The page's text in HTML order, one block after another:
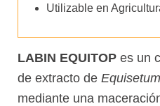
Utilizable en
LABIN EQUITOP es un
de extracto de
mediante una